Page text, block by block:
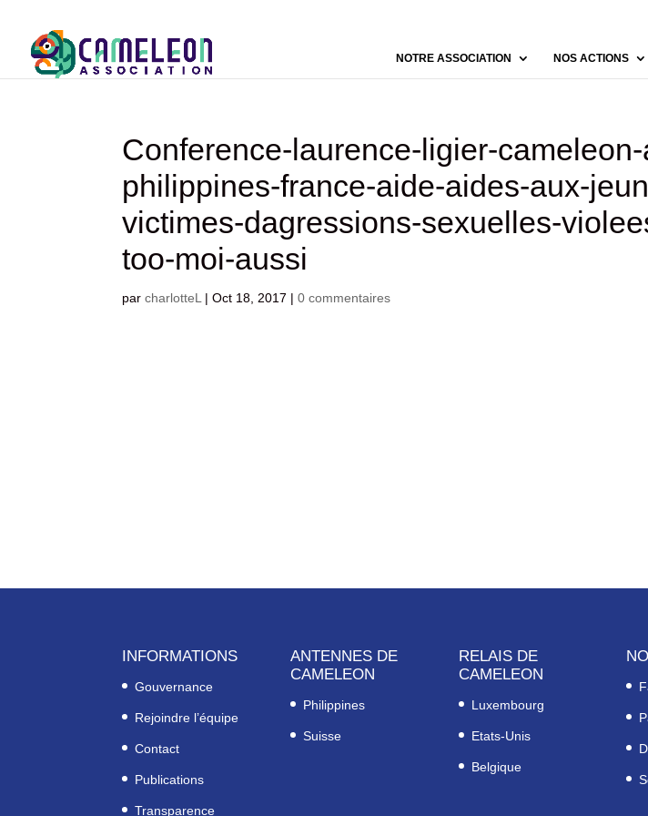
NOTRE ASSOCIATION NOS ACTIONS
Conference-laurence-ligier-
philippines-france-aide-aides-aux-
victimes-dagressions-sexuelles-
too-moi-aussi
parcharlotteL |Oct 18, 2017 |0 commentaires
INFORMATIONS
Gouvernance
Rejoindre l’équipe
Contact
Publications
Transparence
ANTENNES DE
CAMELEON
Philippines
Suisse
RELAIS DE
CAMELEON
Luxembourg
Etats-Unis
Belgique